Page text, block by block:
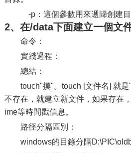
-p：這個參數用來遞歸創建目
2、在/data下面建立一個文
命令：
實踐過程：
總結：
touch"摸"。touch [文件名] 就
不存在，就建立新文件，如果存在
ime等時間戳信息。
路徑分隔區別：
windows的目錄分隔